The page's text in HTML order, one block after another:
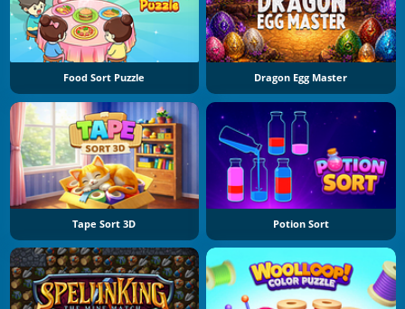
Food Sort Puzzle Dragon Egg Master
Tape Sort 3D Potion Sort